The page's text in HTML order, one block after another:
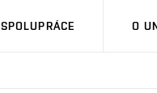
SPOLUPRÁCE O